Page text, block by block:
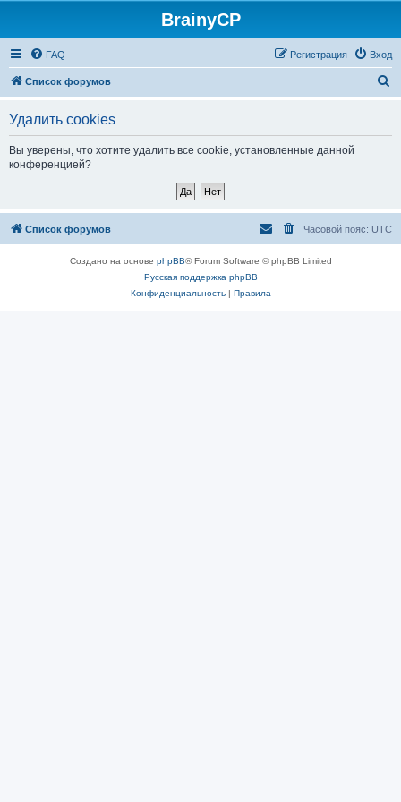
BrainyCP
FAQ Вход
Регистрация
Список форумов
Удалить cookies
Вы уверены, что хотите удалить все cookie, установленные данной
конференцией?
Список форумов Часовой пояс: UTC
Создано на основе phpBB® Forum Software © phpBB Limited
Русская поддержка phpBB
Конфиденциальность| Правила